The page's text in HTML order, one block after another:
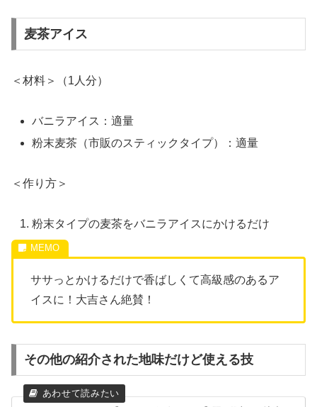
麦茶アイス
＜材料＞（1人分）
バニラアイス：適量
粉末麦茶（市販のスティックタイプ）：適量
＜作り方＞
粉末タイプの麦茶をバニラアイスにかけるだけ
ササっとかけるだけで香ばしくて高級感のあるア
イスに！大吉さん絶賛！
その他の紹介された地味だけど使える技